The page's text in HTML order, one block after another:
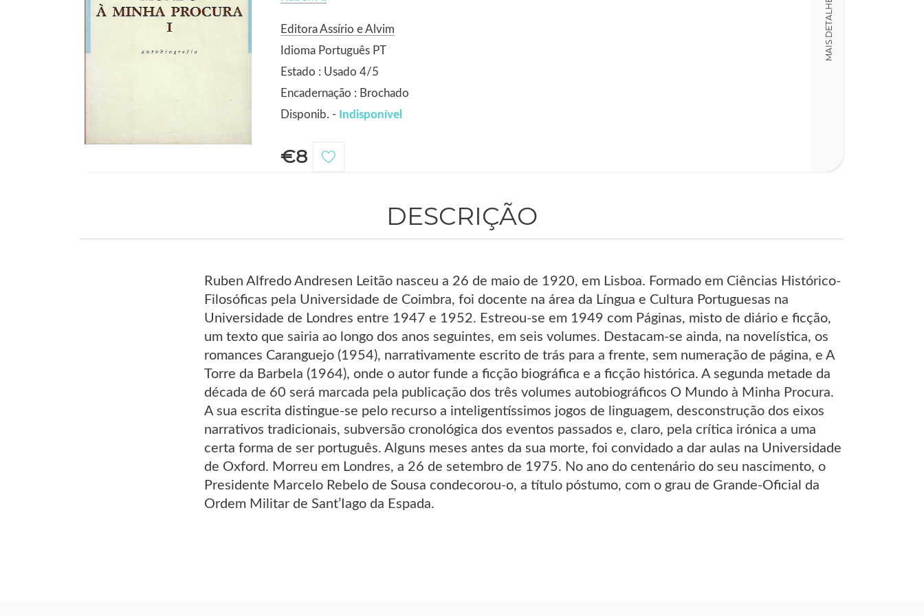
Editora Assírio e Alvim
Idioma Português PT
Estado : Usado 4/5
Encadernação : Brochado
Disponib. - Indisponível
€8
MAIS DETALHES
DESCRIÇÃO
Ruben Alfredo Andresen Leitão nasceu a 26 de maio de 1920, em Lisboa. Formado em Ciências Histórico-
Filosóficas pela Universidade de Coimbra, foi docente na área da Língua e Cultura Portuguesas na
Universidade de Londres entre 1947 e 1952. Estreou-se em 1949 com Páginas, misto de diário e ficção,
um texto que sairia ao longo dos anos seguintes, em seis volumes. Destacam-se ainda, na novelística, os
romances Caranguejo (1954), narrativamente escrito de trás para a frente, sem numeração de página, e A
Torre da Barbela (1964), onde o autor funde a ficção biográfica e a ficção histórica. A segunda metade da
década de 60 será marcada pela publicação dos três volumes autobiográficos O Mundo à Minha Procura.
A sua escrita distingue-se pelo recurso a inteligentíssimos jogos de linguagem, desconstrução dos eixos
narrativos tradicionais, subversão cronológica dos eventos passados e, claro, pela crítica irónica a uma
certa forma de ser português. Alguns meses antes da sua morte, foi convidado a dar aulas na Universidade
de Oxford. Morreu em Londres, a 26 de setembro de 1975. No ano do centenário do seu nascimento, o
Presidente Marcelo Rebelo de Sousa condecorou-o, a título póstumo, com o grau de Grande-Oficial da
Ordem Militar de Sant’Iago da Espada.